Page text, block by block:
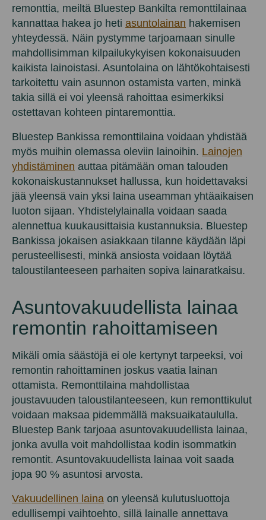
remonttia, meiltä Bluestep Bankilta remonttilainaa
kannattaa hakea jo heti asuntolainan hakemisen
yhteydessä. Näin pystymme tarjoamaan sinulle
mahdollisimman kilpailukykyisen kokonaisuuden
kaikista lainoistasi. Asuntolaina on lähtökohtaisesti
tarkoitettu vain asunnon ostamista varten, minkä
takia sillä ei voi yleensä rahoittaa esimerkiksi
ostettavan kohteen pintaremonttia.
Bluestep Bankissa remonttilaina voidaan yhdistää
myös muihin olemassa oleviin lainoihin. Lainojen
yhdistäminen auttaa pitämään oman talouden
kokonaiskustannukset hallussa, kun hoidettavaksi
jää yleensä vain yksi laina useamman yhtäaikaisen
luoton sijaan. Yhdistelylainalla voidaan saada
alennettua kuukausittaisia kustannuksia. Bluestep
Bankissa jokaisen asiakkaan tilanne käydään läpi
perusteellisesti, minkä ansiosta voidaan löytää
taloustilanteeseen parhaiten sopiva lainaratkaisu.
Asuntovakuudellista lainaa
remontin rahoittamiseen
Mikäli omia säästöjä ei ole kertynyt tarpeeksi, voi
remontin rahoittaminen joskus vaatia lainan
ottamista. Remonttilaina mahdollistaa
joustavuuden taloustilanteeseen, kun remonttikulut
voidaan maksaa pidemmällä maksuaikataululla.
Bluestep Bank tarjoaa asuntovakuudellista lainaa,
jonka avulla voit mahdollistaa kodin isommatkin
remontit. Asuntovakuudellista lainaa voit saada
jopa 90 % asuntosi arvosta.
Vakuudellinen laina on yleensä kulutusluottoja
edullisempi vaihtoehto, sillä lainalle annettava